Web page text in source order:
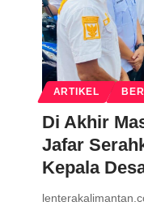
ARTIKEL
Di Akhir
Jafar
Kepala